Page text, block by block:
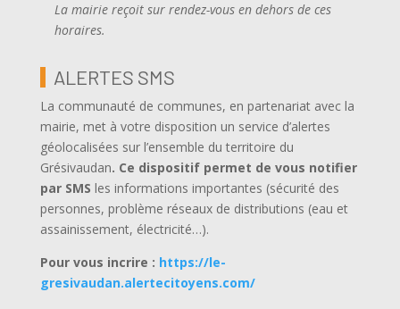
La mairie reçoit sur rendez-vous en dehors de ces
horaires.
ALERTES SMS
La communauté de communes, en partenariat avec la
mairie, met à votre disposition un service d’alertes
géolocalisées sur l’ensemble du territoire du
Grésivaudan. Ce dispositif permet de vous notifier
par SMS les informations importantes (sécurité des
personnes, problème réseaux de distributions (eau et
assainissement, électricité…).
Pour vous incrire : https://le-
gresivaudan.alertecitoyens.com/